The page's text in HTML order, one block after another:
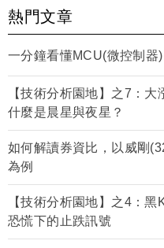
熱門文章
一分鐘看懂MCU(微控制器)
【技術分析園地】之7：大
什麼是晨星與夜星？
如何解讀券資比，以威剛
為例
【技術分析園地】之4：
恐慌下的止跌訊號